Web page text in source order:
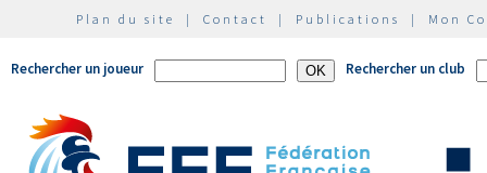
Plan du site | Contact | Publications | Mon
Rechercher un joueur Rechercher un club